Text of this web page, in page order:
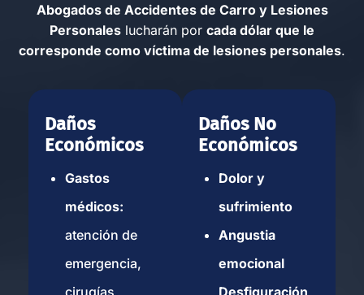
Abogados de Accidentes de Carro y Lesiones
Personales lucharán por cada dólar que le
corresponde como víctima de lesiones personales.
Daños
Económicos
Gastos
médicos:
atención de
emergencia,
cirugías,
Daños No
Económicos
Dolor y
sufrimiento
Angustia
emocional
Desfiguración
68457 E Palm Canyon
Dr #3b, Cathedral City,
CA 92234
+1
888-
Disponibles
Abogados de
Lesiones por
Mordeduras de Perro